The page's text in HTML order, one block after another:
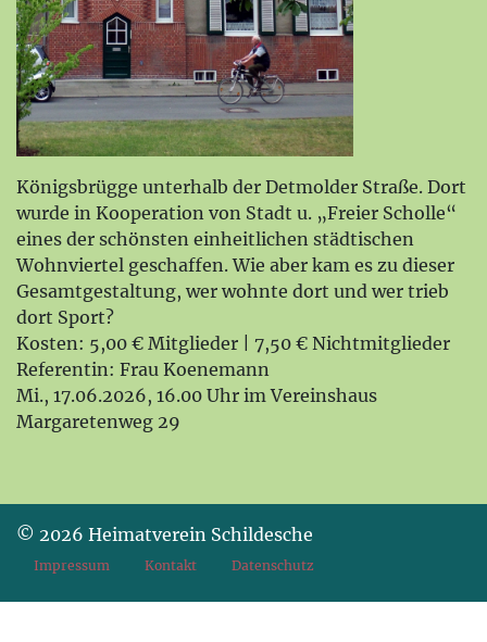
Königsbrügge unterhalb der Detmolder Straße. Dort
wurde in Kooperation von Stadt u. „Freier Scholle“
eines der schönsten einheitlichen städtischen
Wohnviertel geschaffen. Wie aber kam es zu dieser
Gesamtgestaltung, wer wohnte dort und wer trieb
dort Sport?
Kosten: 5,00 € Mitglieder | 7,50 € Nichtmitglieder
Referentin: Frau Koenemann
Mi., 17.06.2026, 16.00 Uhr im Vereinshaus
Margaretenweg 29
© 2026 Heimatverein Schildesche
Impressum Kontakt Datenschutz